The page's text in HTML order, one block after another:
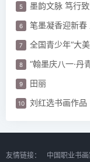
墨韵文脉 笃行
全国青少年“大
“翰墨庆八一·丹
田丽
刘红选书画作品
友情链接： 中国职业书